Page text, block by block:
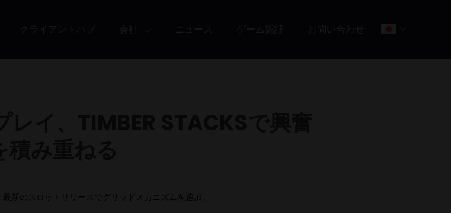
最新のスロットリリースでグリッドメカニズムを追加。